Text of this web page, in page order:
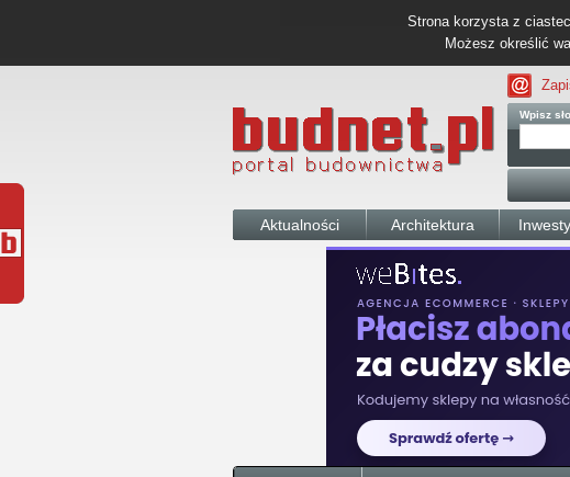
Strona korzysta z
Możesz określić
Wpisz
Aktualności Architektura